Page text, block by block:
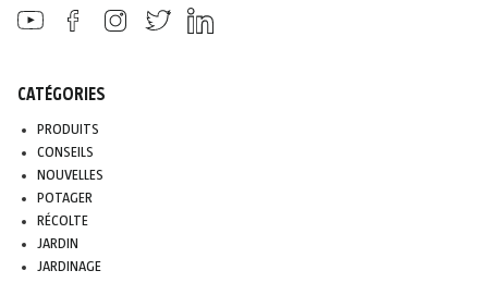
CATÉGORIES
PRODUITS
CONSEILS
NOUVELLES
POTAGER
RÉCOLTE
JARDIN
JARDINAGE